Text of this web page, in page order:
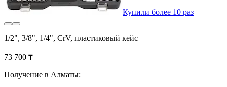
Купили более 10 раз
1/2", 3/8", 1/4", CrV, пластиковый кейс
73 700 ₸
Получение в Алматы: